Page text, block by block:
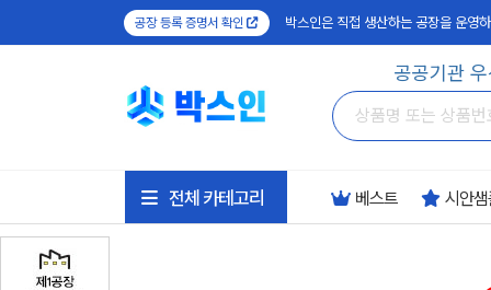
공장 등록 증명서 확인 박스인은 직접 생산하는 공장을 운영
공공기관
전체 카테고리 베스트 시안